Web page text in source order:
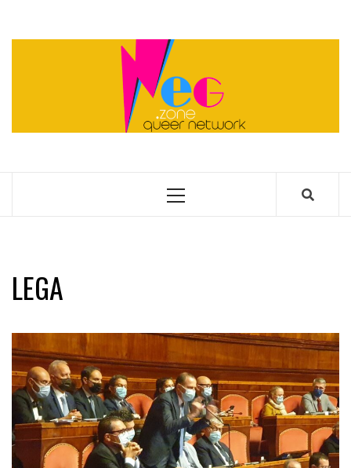
Primary
LEGA